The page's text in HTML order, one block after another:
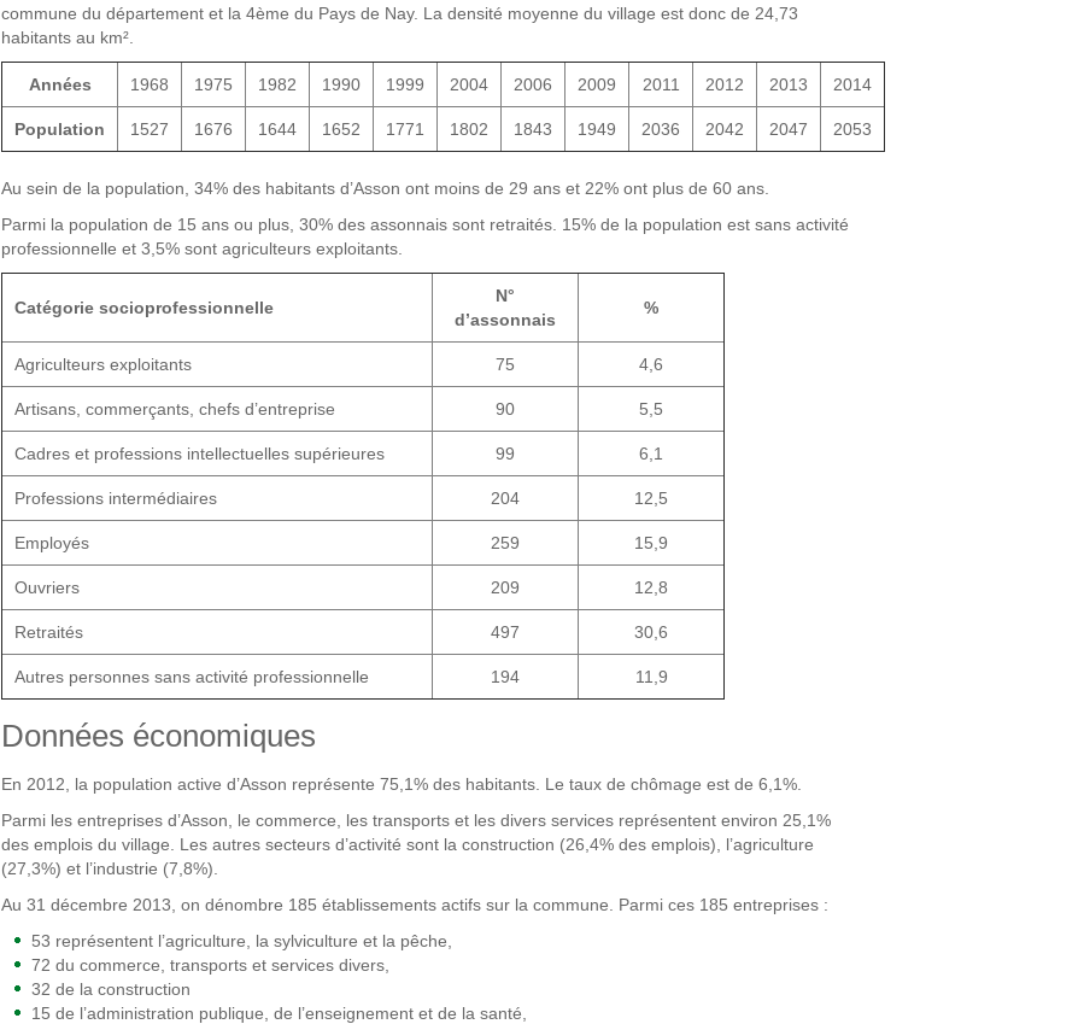
commune du département et la 4ème du Pays de Nay. La densité moyenne du village est donc de 24,73
habitants au km².
Années 1968 1975 1982 1990 1999 2004 2006 2009 2011 2012 2013 2014
Population 1527 1676 1644 1652 1771 1802 1843 1949 2036 2042 2047 2053
Au sein de la population, 34% des habitants d’Asson ont moins de 29 ans et 22% ont plus de 60 ans.
Parmi la population de 15 ans ou plus, 30% des assonnais sont retraités. 15% de la population est sans activité
professionnelle et 3,5% sont agriculteurs exploitants.
Catégorie socioprofessionnelle
N°
d’assonnais
%
Agriculteurs exploitants 75 4,6
Artisans, commerçants, chefs d’entreprise 90 5,5
Cadres et professions intellectuelles supérieures 99 6,1
Professions intermédiaires 204 12,5
Employés 259 15,9
Ouvriers 209 12,8
Retraités 497 30,6
Autres personnes sans activité professionnelle 194 11,9
Données économiques
En 2012, la population active d’Asson représente 75,1% des habitants. Le taux de chômage est de 6,1%.
Parmi les entreprises d’Asson, le commerce, les transports et les divers services représentent environ 25,1%
des emplois du village. Les autres secteurs d’activité sont la construction (26,4% des emplois), l’agriculture
(27,3%) et l’industrie (7,8%).
Au 31 décembre 2013, on dénombre 185 établissements actifs sur la commune. Parmi ces 185 entreprises :
53 représentent l’agriculture, la sylviculture et la pêche,
72 du commerce, transports et services divers,
32 de la construction
15 de l’administration publique, de l’enseignement et de la santé,